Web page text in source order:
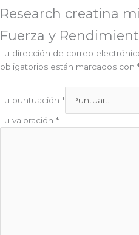
Research creatina
Fuerza y
Tu dirección de correo
obligatorios están marcados con
Tu puntuación *
Tu valoración *